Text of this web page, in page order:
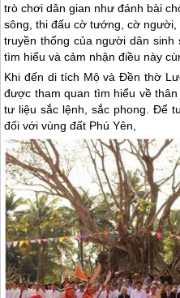
trò chơi dân gian như đánh bài
sông, thi đấu cờ tướng, cờ
truyền thống của người dân sinh
tìm hiểu và cảm nhận điều này
Khi đến di tích Mộ và Đền thờ
được tham quan tìm hiểu về
tư liệu sắc lệnh, sắc phong. Để
đối với vùng đất Phú Yên,